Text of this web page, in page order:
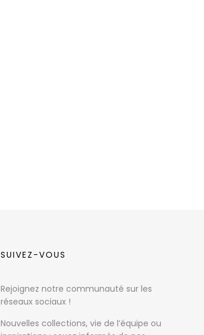
SUIVEZ-VOUS
Rejoignez notre communauté sur les
réseaux sociaux !
Nouvelles collections, vie de l’équipe ou